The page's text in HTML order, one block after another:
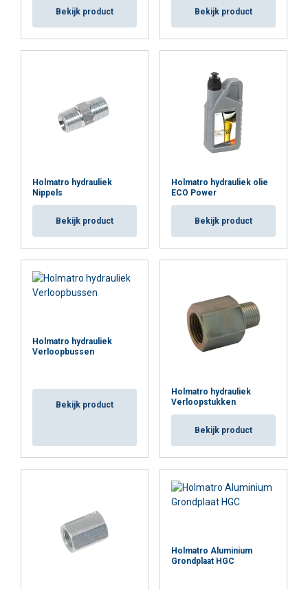
Bekijk product Bekijk product
Holmatro hydrauliek
Nippels
Bekijk product
Holmatro hydrauliek olie
ECO Power
Bekijk product
Holmatro hydrauliek
Verloopbussen
Bekijk product
Holmatro hydrauliek
Verloopstukken
Bekijk product
Holmatro Aluminium
Grondplaat HGC